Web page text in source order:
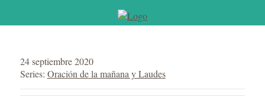
24 septiembre 2020
Series: Oración de la mañana y Laudes